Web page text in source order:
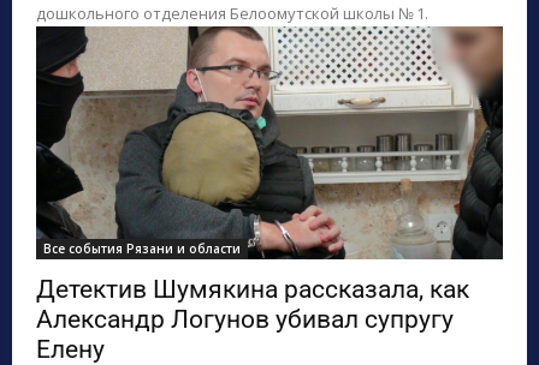
дошкольного отделения Белоомутской школы № 1.
Все события Рязани и области
Детектив Шумякина рассказала, как
Александр Логунов убивал супругу
Елену